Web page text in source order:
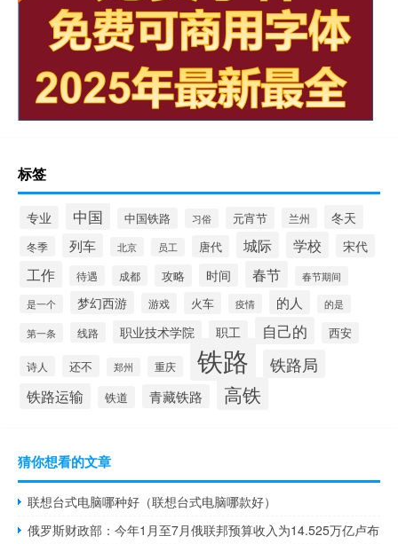
标签
专业 中国 中国铁路 习俗 元宵节 兰州 冬天
冬季 列车 北京 员工 唐代 城际 学校 宋代
工作 待遇 成都 攻略 时间 春节 春节期间
是一个 梦幻西游 游戏 火车 疫情 的人 的是
第一条 线路 职业技术学院 职工 自己的 西安
诗人 还不 郑州 重庆 铁路 铁路局
铁路运输 铁道 青藏铁路 高铁
猜你想看的文章
联想台式电脑哪种好（联想台式电脑哪款好）
俄罗斯财政部：今年1月至7月俄联邦预算收入为14.525万亿卢布